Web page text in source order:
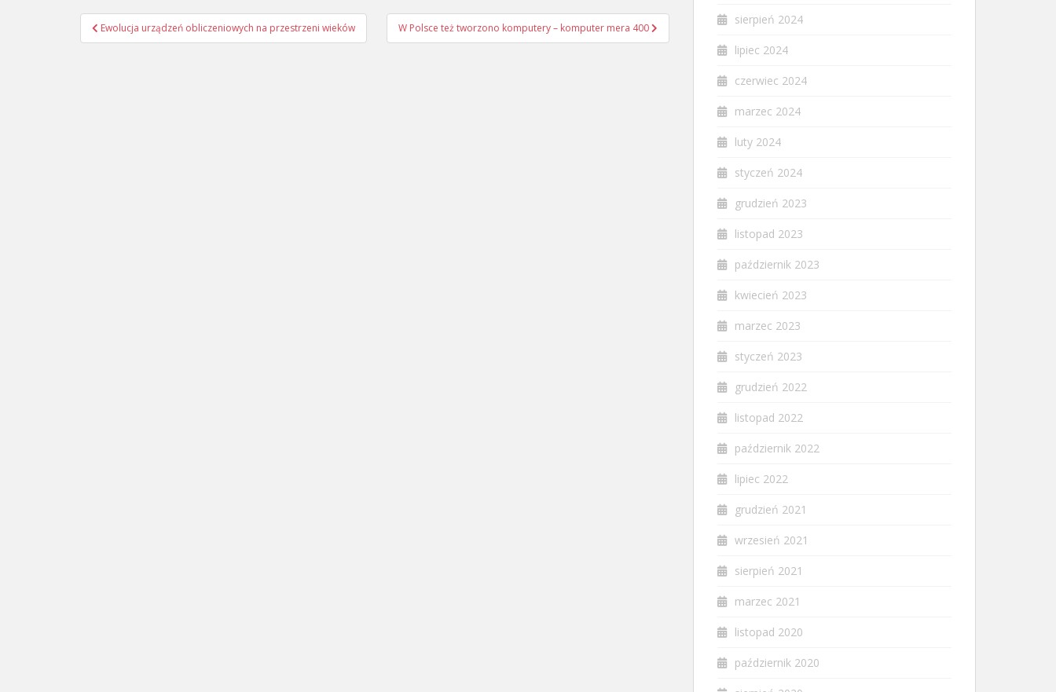
Nawigacja
wpisu
Ewolucja urządzeń obliczeniowych na przestrzeni wieków W Polsce też tworzono komputery – komputer mera 400
sierpień 2024
lipiec 2024
czerwiec 2024
marzec 2024
luty 2024
styczeń 2024
grudzień 2023
listopad 2023
październik 2023
kwiecień 2023
marzec 2023
styczeń 2023
grudzień 2022
listopad 2022
październik 2022
lipiec 2022
grudzień 2021
wrzesień 2021
sierpień 2021
marzec 2021
listopad 2020
październik 2020